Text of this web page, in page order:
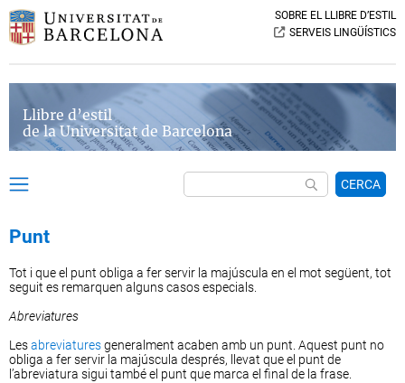
SOBRE EL LLIBRE D’ESTIL
SERVEIS LINGÜÍSTICS
Llibre d’estil
de la Universitat de Barcelona
CERCA
Punt
Tot i que el punt obliga a fer servir la majúscula en el mot següent, tot
seguit es remarquen alguns casos especials.
Abreviatures
Lesabreviaturesgeneralment acaben amb un punt. Aquest punt no
obliga a fer servir la majúscula després, llevat que el punt de
l’abreviatura sigui també el punt que marca el final de la frase.